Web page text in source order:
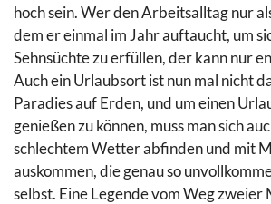
hoch sein. Wer den Arbeitsalltag nur
dem er einmal im Jahr auftaucht, um
Sehnsüchte zu erfüllen, der kann nur
Auch ein Urlaubsort ist nun mal nicht
Paradies auf Erden, und um einen
genießen zu können, muss man sich
schlechtem Wetter abfinden und mit
auskommen, die genau so
selbst. Eine Legende vom Weg zweier